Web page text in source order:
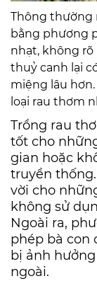
Thông thường
bằng phương
nhạt, không
thuỷ canh lại
miệng lâu
loại rau thơm
Trồng rau
tốt cho
gian hoặc
truyền
vời cho
không sử
Ngoài ra,
phép bà con
bị ảnh
ngoài.